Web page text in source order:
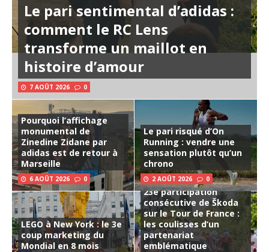
Le pari sentimental d’adidas :
comment le RC Lens
transforme un maillot en
histoire d’amour
7 AOÛT 2026 0
Pourquoi l’affichage
monumental de
Zinedine Zidane par
adidas est de retour à
Marseille
6 AOÛT 2026 0
Le pari risqué d’On
Running : vendre une
sensation plutôt qu’un
chrono
2 AOÛT 2026 0
LEGO à New York : le 3e
coup marketing du
Mondial en 8 mois
23e participation
consécutive de Škoda
sur le Tour de France :
les coulisses d’un
partenariat
emblématique